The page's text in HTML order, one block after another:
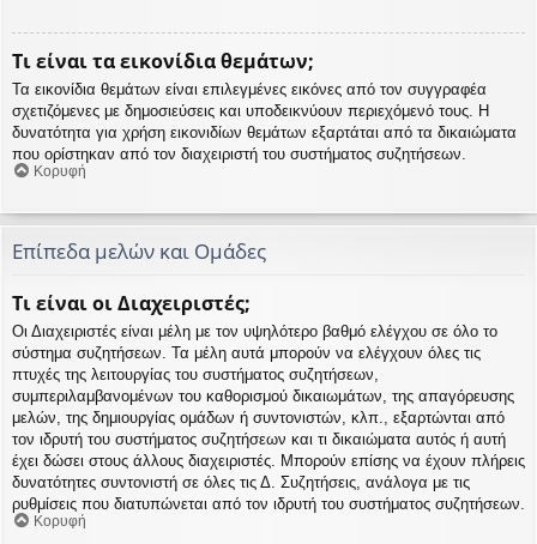
Τι είναι τα εικονίδια θεμάτων;
Τα εικονίδια θεμάτων είναι επιλεγμένες εικόνες από τον συγγραφέα
σχετιζόμενες με δημοσιεύσεις και υποδεικνύουν περιεχόμενό τους. Η
δυνατότητα για χρήση εικονιδίων θεμάτων εξαρτάται από τα δικαιώματα
που ορίστηκαν από τον διαχειριστή του συστήματος συζητήσεων.
Κορυφή
Επίπεδα μελών και Ομάδες
Τι είναι οι Διαχειριστές;
Οι Διαχειριστές είναι μέλη με τον υψηλότερο βαθμό ελέγχου σε όλο το
σύστημα συζητήσεων. Τα μέλη αυτά μπορούν να ελέγχουν όλες τις
πτυχές της λειτουργίας του συστήματος συζητήσεων,
συμπεριλαμβανομένων του καθορισμού δικαιωμάτων, της απαγόρευσης
μελών, της δημιουργίας ομάδων ή συντονιστών, κλπ., εξαρτώνται από
τον ιδρυτή του συστήματος συζητήσεων και τι δικαιώματα αυτός ή αυτή
έχει δώσει στους άλλους διαχειριστές. Μπορούν επίσης να έχουν πλήρεις
δυνατότητες συντονιστή σε όλες τις Δ. Συζητήσεις, ανάλογα με τις
ρυθμίσεις που διατυπώνεται από τον ιδρυτή του συστήματος συζητήσεων.
Κορυφή